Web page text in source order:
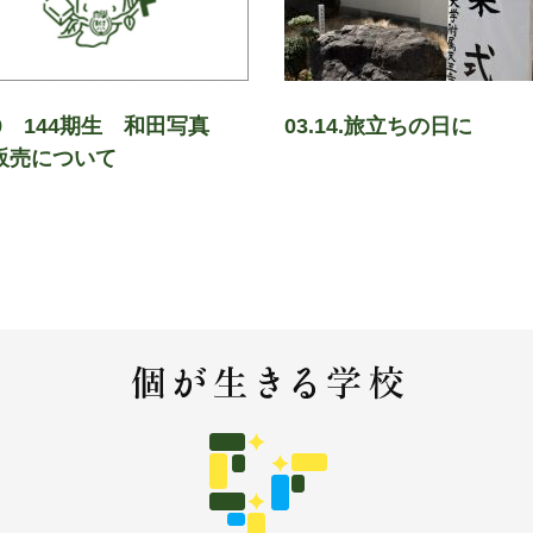
144期生 和田写真
売について
03.14.旅立ちの日に